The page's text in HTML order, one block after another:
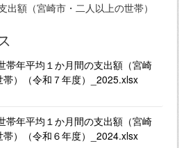
出額（宮崎市・二人以上の世帯）
帯年平均１か月間の支出額（宮崎
）（令和７年度）_2025.xlsx
帯年平均１か月間の支出額（宮崎
）（令和６年度）_2024.xlsx